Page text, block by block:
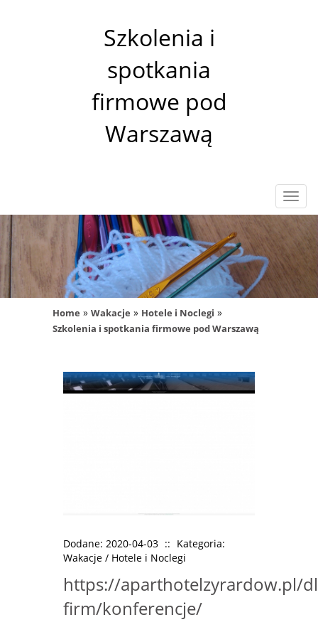
Szkolenia i
spotkania
firmowe pod
Warszawą
Home » Wakacje » Hotele i Noclegi »
Szkolenia i spotkania firmowe pod Warszawą
Dodane: 2020-04-03 :: Kategoria:
Wakacje / Hotele i Noclegi
https://aparthotelzyrardow.pl/
firm/konferencje/